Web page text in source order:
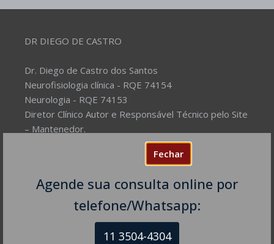
Fechar
Agende sua consulta online por
telefone/Whatsapp:
11 3504-4304
DR DIEGO DE CASTRO
Dr. Diego de Castro dos Santos
Neurofisiologia clínica - RQE 74154
Neurologia - RQE 74153
Diretor Clínico Autor e Responsável Técnico pelo Site
– Mantenedor.
Prover Soluções cada vez mais
e o bem-estar das pessoas, com excelência,
humanidade e sustentabilidade. Destinado ao